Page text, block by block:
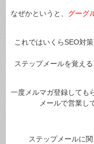
なぜかというと、 グーグ
これではいくらSEO対
ステップメールを覚え
一度メルマガ登録しても
メールで営業し
ステップメールに